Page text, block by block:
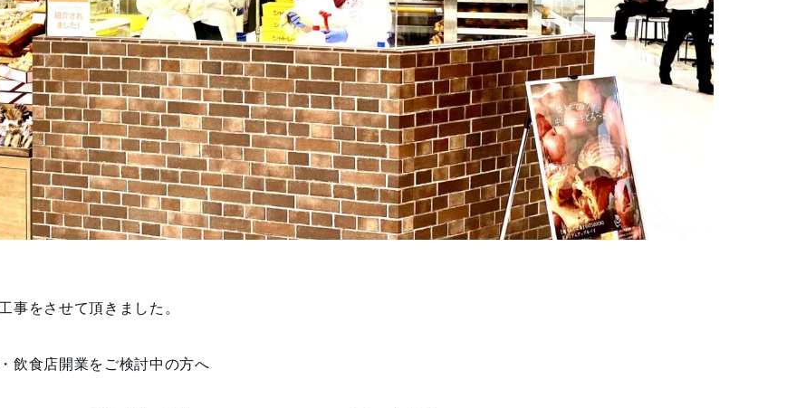
をさせて頂きました。
飲食店開業をご検討中の方へ